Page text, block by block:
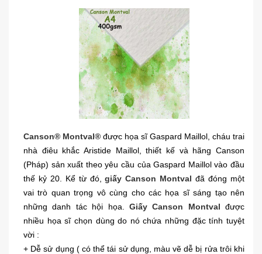
Canson® Montval® được họa sĩ Gaspard Maillol, cháu trai
nhà điêu khắc Aristide Maillol, thiết kế và hãng Canson
(Pháp) sản xuất theo yêu cầu của Gaspard Maillol vào đầu
thế kỷ 20. Kể từ đó, giấy Canson Montvalđã đóng một
vai trò quan trọng vô cùng cho các họa sĩ sáng tạo nên
những danh tác hội họa. Giấy Canson Montval được
nhiều họa sĩ chọn dùng do nó chứa những đặc tính tuyệt
vời :
+ Dễ sử dụng ( có thể tái sử dụng, màu vẽ dễ bị rửa trôi khi